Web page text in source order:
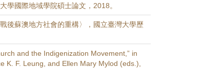
學國際地域學院碩士論文，2018。
後蘇澳地方社會的重構〉，國立臺灣大學歷
and the Indigenization Movement,” in
K. F. Leung, and Ellen Mary Mylod (eds.),